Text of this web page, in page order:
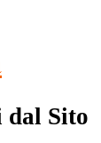
dal Sito